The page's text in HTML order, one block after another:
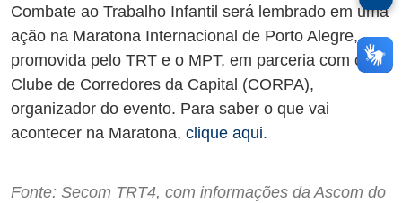
Combate ao Trabalho Infantil será lembrado em uma
ação na Maratona Internacional de Porto Alegre,
promovida pelo TRT e o MPT, em parceria com o
Clube de Corredores da Capital (CORPA),
organizador do evento. Para saber o que vai
acontecer na Maratona, clique aqui.
Fonte: Secom TRT4, com informações da Ascom do